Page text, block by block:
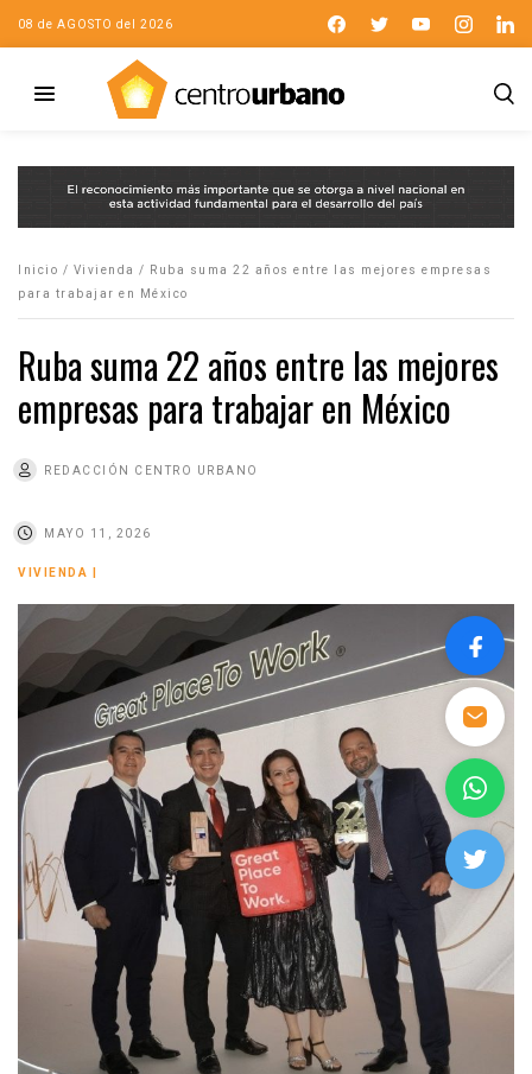
08 de AGOSTO del 2026
Inicio / Vivienda /
Ruba suma 22 años entre las mejores empresas
para trabajar en México
Ruba suma 22 años entre las mejores
empresas para trabajar en México
REDACCIÓN CENTRO URBANO
MAYO 11, 2026
VIVIENDA